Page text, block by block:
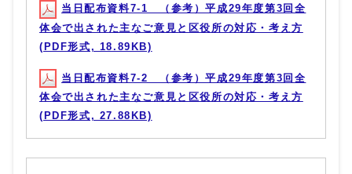
当日配布資料7-1 （参考）平成29年度第3回全
体会で出された主なご意見と区役所の対応・考え方
(PDF形式, 18.89KB)
当日配布資料7-2 （参考）平成29年度第3回全
体会で出された主なご意見と区役所の対応・考え方
(PDF形式, 27.88KB)